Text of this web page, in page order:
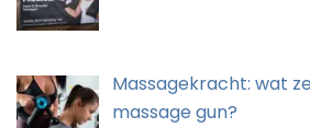
Massagekracht: wat
massage gun?